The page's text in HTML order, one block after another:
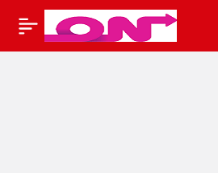
TÜRBANLI TİKTOK